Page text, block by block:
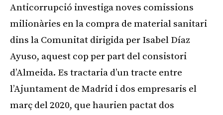
Anticorrupció investiga noves comissions
milionàries en la compra de material sanitari
dins la Comunitat dirigida per Isabel Díaz
Ayuso, aquest cop per part del consistori
d’Almeida. Es tractaria d’un tracte entre
l’Ajuntament de Madrid i dos empresaris el
març del 2020, que haurien pactat dos